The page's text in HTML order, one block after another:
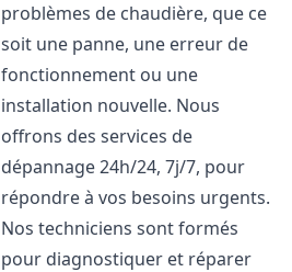
problèmes de chaudière, que ce
soit une panne, une erreur de
fonctionnement ou une
installation nouvelle. Nous
offrons des services de
dépannage 24h/24, 7j/7, pour
répondre à vos besoins urgents.
Nos techniciens sont formés
pour diagnostiquer et réparer